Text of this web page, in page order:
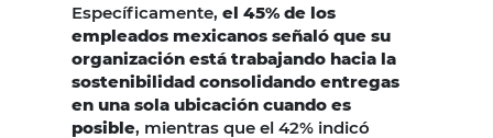
Específicamente, el 45% de los
empleados mexicanos señaló que su
organización está trabajando hacia la
sostenibilidad consolidando entregas
en una sola ubicación cuando es
posible, mientras que el 42% indicó